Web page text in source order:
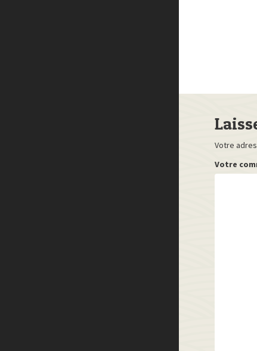
Votre
Votre